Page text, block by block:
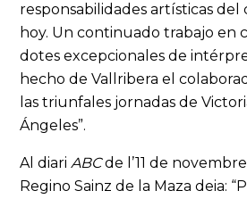
responsabilidades artísticas del
hoy. Un continuado trabajo en
dotes excepcionales de
hecho de Vallribera el
las triunfales jornadas de
Ángeles”.
Al diariABCde l’11 de
Regino Sainz de la Maza deia: